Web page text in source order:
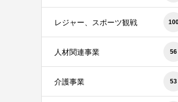
レジャー、スポーツ観戦
人材関連事業 56
介護事業 53